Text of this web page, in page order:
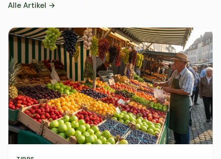
Alle Artikel →